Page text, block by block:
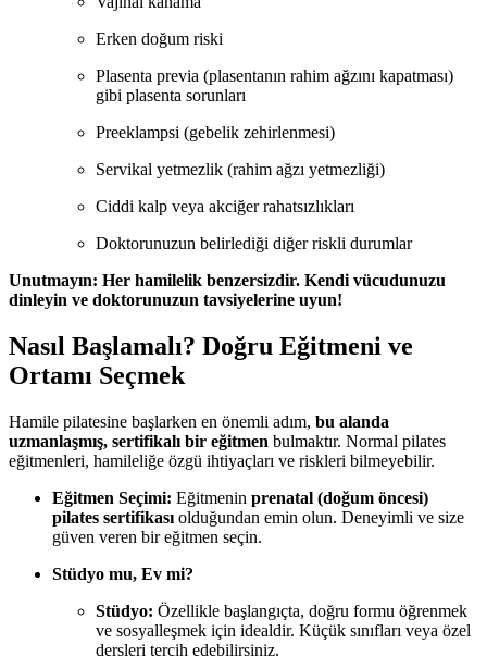
Erken doğum riski
Plasenta previa (plasentanın rahim ağzını kapatması)
gibi plasenta sorunları
Preeklampsi (gebelik zehirlenmesi)
Servikal yetmezlik (rahim ağzı yetmezliği)
Ciddi kalp veya akciğer rahatsızlıkları
Doktorunuzun belirlediği diğer riskli durumlar
Unutmayın: Her hamilelik benzersizdir. Kendi vücudunuzu
dinleyin ve doktorunuzun tavsiyelerine uyun!
Nasıl Başlamalı? Doğru Eğitmeni ve
Ortamı Seçmek
Hamile pilatesine başlarken en önemli adım, bu alanda
uzmanlaşmış, sertifikalı bir eğitmen bulmaktır. Normal pilates
eğitmenleri, hamileliğe özgü ihtiyaçları ve riskleri bilmeyebilir.
Eğitmen Seçimi: Eğitmenin prenatal (doğum öncesi)
pilates sertifikası olduğundan emin olun. Deneyimli ve size
güven veren bir eğitmen seçin.
Stüdyo mu, Ev mi?
Stüdyo: Özellikle başlangıçta, doğru formu öğrenmek
ve sosyalleşmek için idealdir. Küçük sınıfları veya özel
dersleri tercih edebilirsiniz.